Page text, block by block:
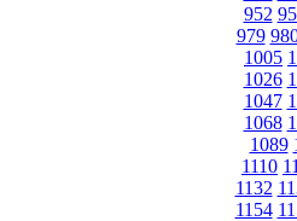
952
979
1005
1026
1047
1068
1089
1110
1132
1154